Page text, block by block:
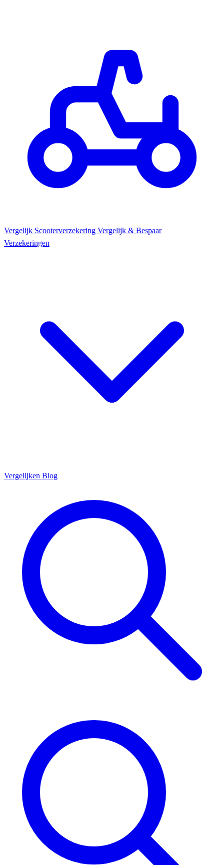
Vergelijk Scooterverzekering Vergelijk & Bespaar
Verzekeringen
Vergelijken Blog